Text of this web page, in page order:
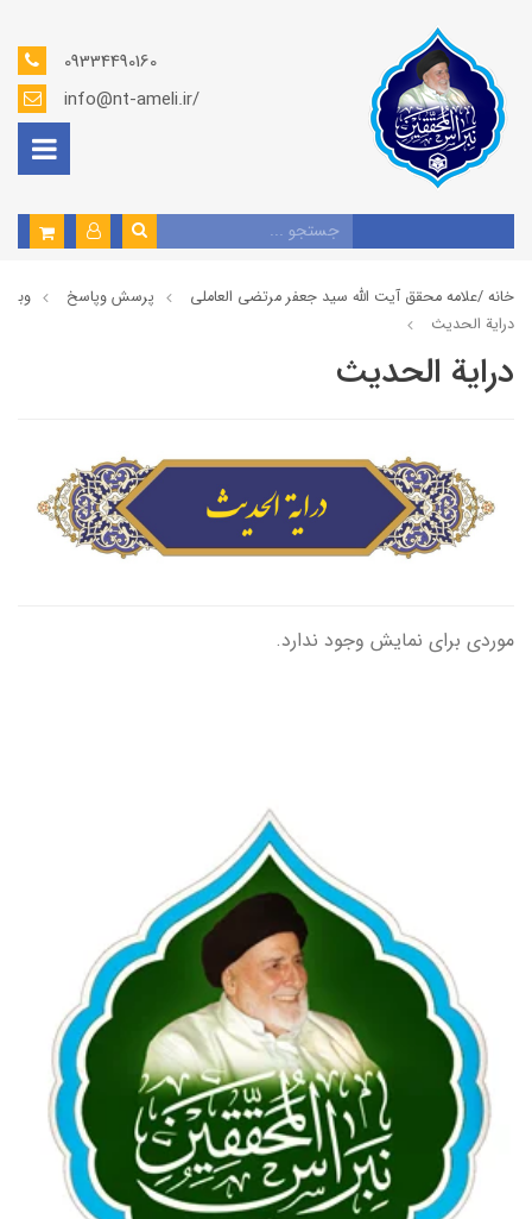
09334490160
info@nt-ameli.ir/
خانه /علامه محقق آیت الله سید جعفر مرتضی العاملی پرسش وپاسخ
درایة الحديث
درایة الحديث
موردی برای نمایش وجود ندارد.